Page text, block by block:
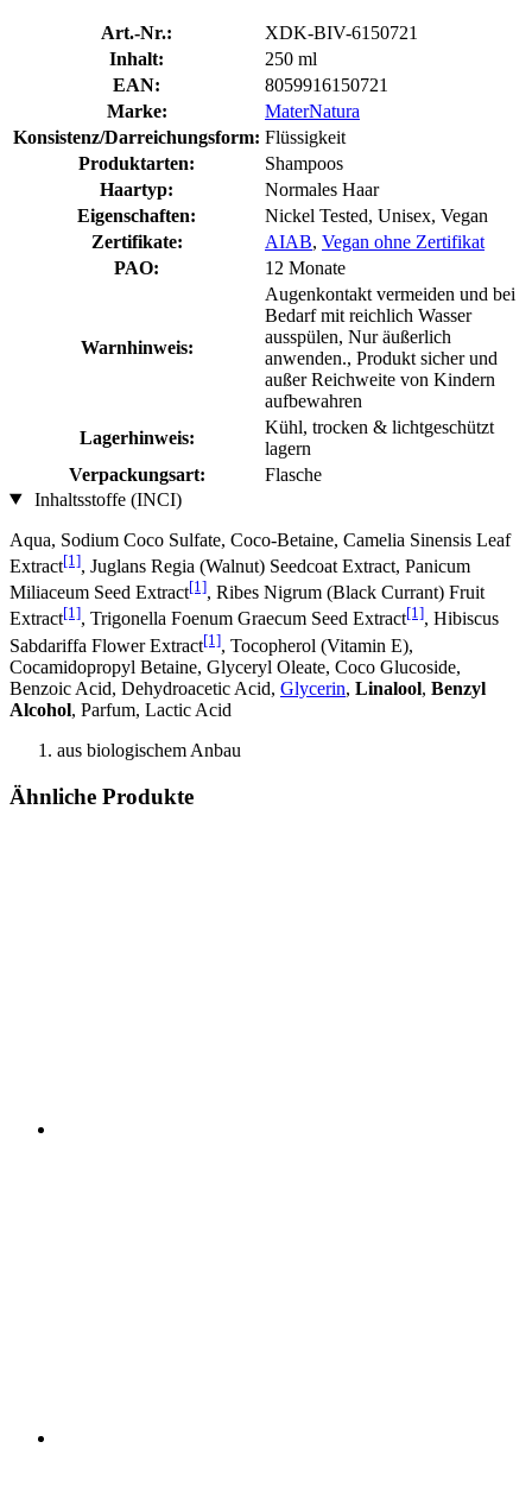
Art.-Nr.:
XDK-BIV-6150721
Inhalt:
250 ml
EAN:
8059916150721
Marke:
MaterNatura
Konsistenz/Darreichungsform: Flüssigkeit
Produktarten:
Shampoos
Haartyp:
Normales Haar
Eigenschaften:
Nickel Tested, Unisex, Vegan
Zertifikate:
AIAB, Vegan ohne Zertifikat
PAO:
12 Monate
Warnhinweis:
Augenkontakt vermeiden und bei
Bedarf mit reichlich Wasser
ausspülen, Nur äußerlich
anwenden., Produkt sicher und
außer Reichweite von Kindern
aufbewahren
Lagerhinweis:
Kühl, trocken & lichtgeschützt
lagern
Verpackungsart:
Flasche
Inhaltsstoffe (INCI)
Aqua, Sodium Coco­ Sulfate, Coco-Betaine, Camelia Sinensis Leaf
Extract[1], Juglans Regia (Walnut) Seedcoat Extract, Panicum
Miliaceum Seed Extract[1], Ribes Nigrum (Black Currant) Fruit
Extract[1], Trigonella Foenum Graecum Seed Extract[1], Hibiscus
Sabdariffa Flower Extract[1], Tocopherol (Vitamin E),
Cocamidopropyl Betaine, Glyceryl Oleate, Coco Glucoside,
Benzoic Acid, Dehydroacetic Acid, Glycerin, Linalool, Benzyl
Alcohol, Parfum, Lactic Acid
aus biologischem Anbau
Ähnliche Produkte